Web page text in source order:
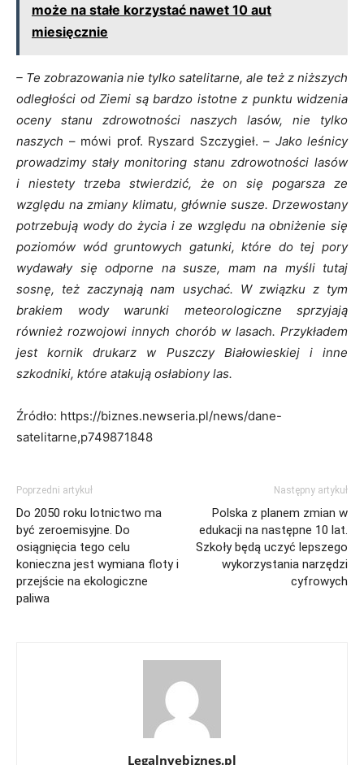
może na stałe korzystać nawet 10 aut
miesięcznie
– Te zobrazowania nie tylko satelitarne, ale też z niższych
odległości od Ziemi są bardzo istotne z punktu widzenia
oceny stanu zdrowotności naszych lasów, nie tylko
naszych – mówi prof. Ryszard Szczygieł. – Jako leśnicy
prowadzimy stały monitoring stanu zdrowotności lasów
i niestety trzeba stwierdzić, że on się pogarsza ze
względu na zmiany klimatu, głównie susze. Drzewostany
potrzebują wody do życia i ze względu na obniżenie się
poziomów wód gruntowych gatunki, które do tej pory
wydawały się odporne na susze, mam na myśli tutaj
sosnę, też zaczynają nam usychać. W związku z tym
brakiem wody warunki meteorologiczne sprzyjają
również rozwojowi innych chorób w lasach. Przykładem
jest kornik drukarz w Puszczy Białowieskiej i inne
szkodniki, które atakują osłabiony las.
Źródło: https://biznes.newseria.pl/news/dane-
satelitarne,p749871848
Poprzedni artykuł
Do 2050 roku lotnictwo ma
być zeroemisyjne. Do
osiągnięcia tego celu
konieczna jest wymiana floty i
przejście na ekologiczne
paliwa
Następny artykuł
Polska z planem zmian w
edukacji na następne 10 lat.
Szkoły będą uczyć lepszego
wykorzystania narzędzi
cyfrowych
Legalnyebiznes.pl